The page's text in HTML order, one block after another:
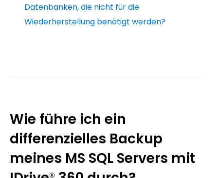
Datenbanken, die nicht für die
Wiederherstellung benötigt werden?
Wie führe ich ein
differenzielles Backup
meines MS SQL Servers mit
®